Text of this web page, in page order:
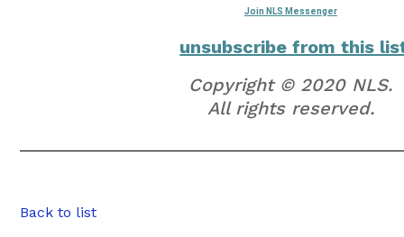
Join NLS Messenger
unsubscribe from this
Copyright © 2020 NLS.
All rights reserved.
Back to list